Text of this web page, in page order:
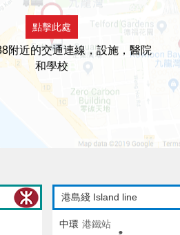
點擊此處
附近的交通連線，設施，醫院
和學校
港島綫 Island line
中環 港鐵站